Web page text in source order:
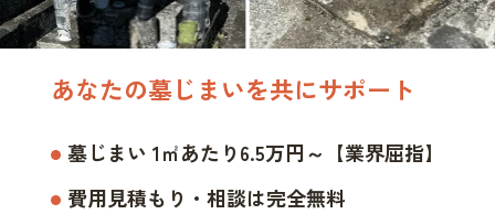
あなたの墓じまいを共にサポート
墓じまい 1㎡あたり6.5万円～【業界屈指】
費用見積もり・相談は完全無料